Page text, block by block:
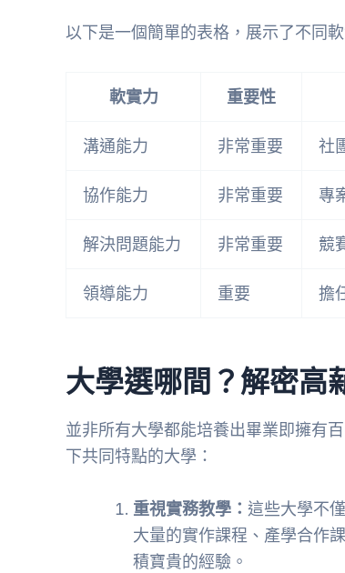
以下是一個簡單的表格，展示了不同
軟實力 重要性
溝通能力 非常重要 社
協作能力 非常重要 專
解決問題能力 非常重要 競
領導能力 重要 擔
大學選哪間？解密高
並非所有大學都能培養出畢業即擁有
下共同特點的大學：
重視實務教學： 這些大學不
大量的實作課程、產學合作
積寶貴的經驗。